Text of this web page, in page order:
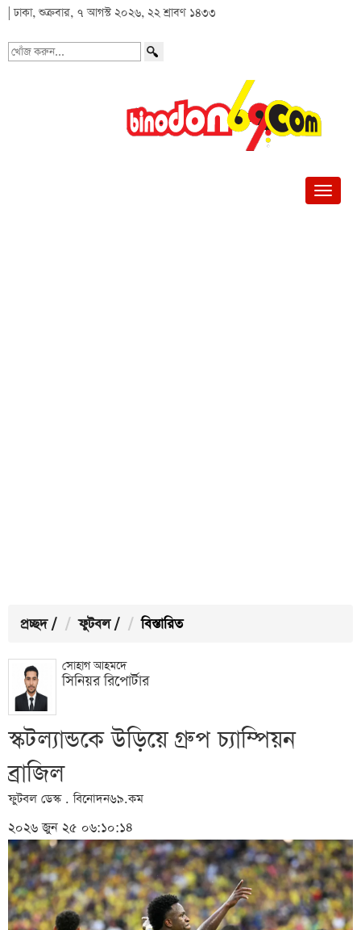
| ঢাকা, শুক্রবার, ৭ আগস্ট ২০২৬, ২২ শ্রাবণ ১৪৩৩
খোঁজ
প্রচ্ছদ / ফুটবল / বিস্তারিত
সোহাগ আহমদে
সিনিয়র রিপোর্টার
স্কটল্যান্ডকে উড়িয়ে গ্রুপ চ্যাম্পিয়ন
ব্রাজিল
ফুটবল ডেস্ক . বিনোদন৬৯.কম
২০২৬ জুন ২৫ ০৬:১০:১৪